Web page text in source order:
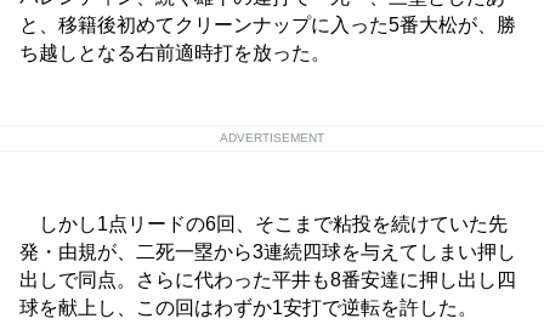
と、移籍後初めてクリーンナップに入った5番大松が、勝
ち越しとなる右前適時打を放った。
ADVERTISEMENT
しかし1点リードの6回、そこまで粘投を続けていた先
発・由規が、二死一塁から3連続四球を与えてしまい押し
出しで同点。さらに代わった平井も8番安達に押し出し四
球を献上し、この回はわずか1安打で逆転を許した。